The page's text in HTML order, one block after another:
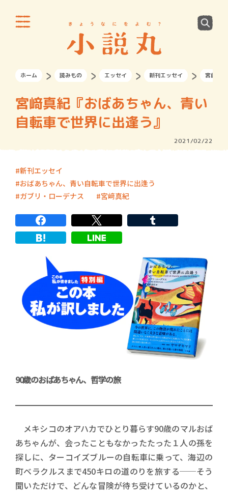
ホーム 読みもの エッセイ 新刊エッセイ 宮﨑真
宮﨑真紀『おばあちゃん、青い
自転車で世界に出逢う』
2021/02/22
新刊エッセイ
おばあちゃん、青い自転車で世界に出逢う
ガブリ・ローデナス
宮﨑真紀
90歳のおばあちゃん、哲学の旅
メキシコのオアハカでひとり暮らす90歳のマルおば
あちゃんが、会ったこともなかったたった１人の孫を
探しに、ターコイズブルーの自転車に乗って、海辺の
町ベラクルスまで450キロの道のりを旅する──そう
聞いただけで、どんな冒険が待ち受けているのかと、